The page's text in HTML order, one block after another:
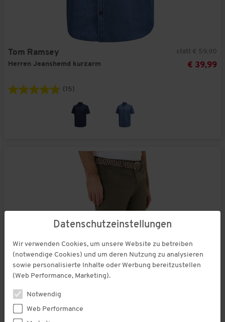
Tom Ramsey
Herren Jeanshemd kurzarm
statt € 59,90
€ 39,99
(15)
Datenschutzeinstellungen
Wir verwenden Cookies, um unsere Website zu betreiben
(notwendige Cookies) und um deren Nutzung zu analysieren
sowie personalisierte Inhalte oder Werbung bereitzustellen
(Web Performance, Marketing).
Notwendig
Web Performance